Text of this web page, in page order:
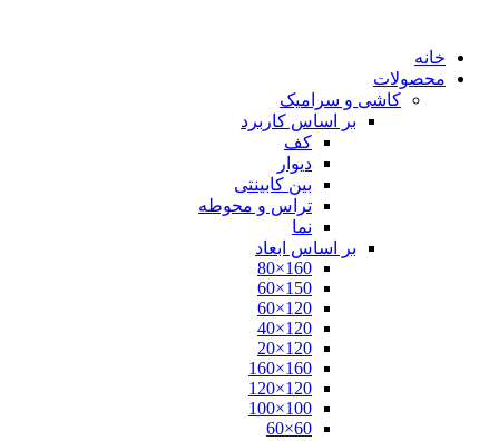
محتوا
خانه
محصولات
کاشی و سرامیک
بر اساس کاربرد
کف
دیوار
بین کابینتی
تراس و محوطه
نما
بر اساس ابعاد
160×80
150×60
120×60
120×40
120×20
160×160
120×120
100×100
60×60